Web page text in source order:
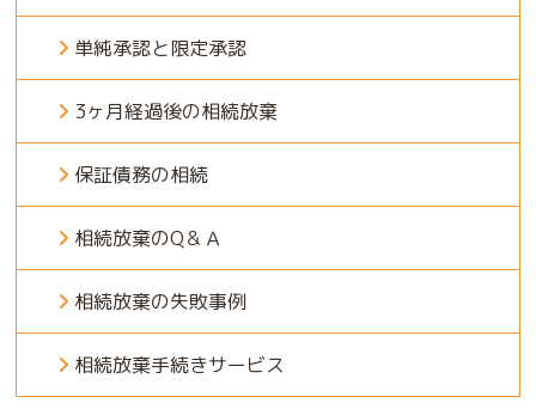
単純承認と限定承認
3ヶ月経過後の相続放棄
保証債務の相続
相続放棄のQ＆Ａ
相続放棄の失敗事例
相続放棄手続きサービス